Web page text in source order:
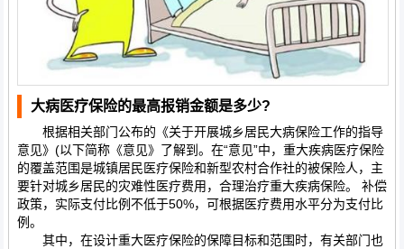
大病医疗保险的最高报销金额是多少?
根据相关部门公布的《关于开展城乡居民大病保险工作的指导
意见》(以下简称《意见》了解到。在“意见”中，重大疾病医疗保险
的覆盖范围是城镇居民医疗保险和新型农村合作社的被保险人，主
要针对城乡居民的灾难性医疗费用，合理治疗重大疾病保险。 补偿
政策，实际支付比例不低于50%，可根据医疗费用水平分为支付比
例。
其中，在设计重大医疗保险的保障目标和范围时，有关部门也